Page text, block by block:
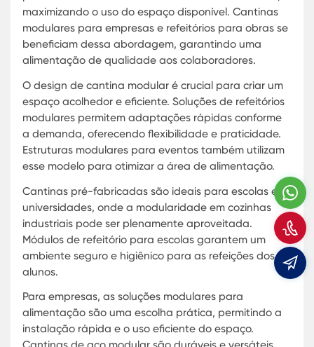
solução eficiente e econômica. As cantinas
modulares para empresas oferecem flexibilidade
rapidez na instalação, sendo ideais para
O design de cantina modular deve ser
cuidadosamente planejado para maximizar o
espaço e garantir o conforto dos usuários.
modulares para eventos também se beneficiam
proporcionando praticidade e eficiência.
Cantinas pré-fabricadas são uma excelente
para empresas que precisam de soluções
temporárias. Os preços de cantinas modulares
podem variar conforme o tamanho, os materiais
utilizados e as necessidades específicas de cada
projeto. Cantinas de aço modular, por exemplo,
conhecidas pela durabilidade e resistência.